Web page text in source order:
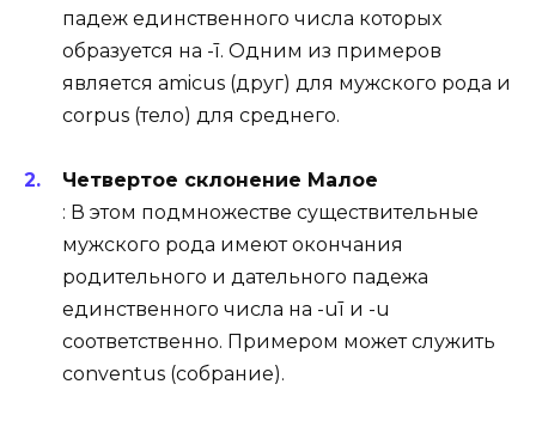
падеж единственного числа которых
образуется на -ī. Одним из примеров
является amicus (друг) для мужского рода и
corpus (тело) для среднего.
Четвертое склонение Малое
: В этом подмножестве существительные
мужского рода имеют окончания
родительного и дательного падежа
единственного числа на -uī и -u
соответственно. Примером может служить
conventus (собрание).